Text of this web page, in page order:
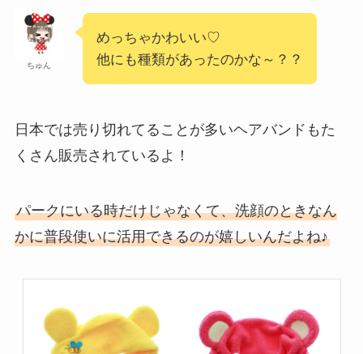
ちゅん
めっちゃかわいい♡
他にも種類があったのかな～？？
日本では売り切れてることが多いヘアバンドもた
くさん販売されているよ！
パークにいる時だけじゃなくて、洗顔のときなん
かに普段使いに活用できるのが嬉しいんだよね♪